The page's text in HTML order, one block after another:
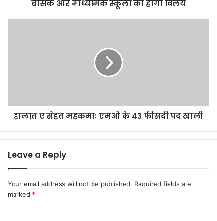
बेसिक और माध्यमिक स्कूलों का होगा विलय
पद
खाली
हालात ए सेहत महकमाः एमओ के 43 फीसदी पद खाली
Leave a Reply
Your email address will not be published. Required fields are
marked *